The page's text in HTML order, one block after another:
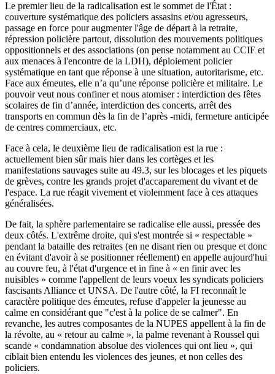
Le premier lieu de la radicalisation est le sommet de l'État :
couverture systématique des policiers assasins et/ou agresseurs,
passage en force pour augmenter l'âge de départ à la retraite,
répression policière partout, dissolution des mouvements politiques
oppositionnels et des associations (on pense notamment au CCIF et
aux menaces à l'encontre de la LDH), déploiement policier
systématique en tant que réponse à une situation, autoritarisme, etc.
Face aux émeutes, elle n’a qu’une réponse policière et militaire. Le
pouvoir veut nous confiner et nous atomiser : interdiction des fêtes
scolaires de fin d’année, interdiction des concerts, arrêt des
transports en commun dès la fin de l’après -midi, fermeture anticipée
de centres commerciaux, etc.
Face à cela, le deuxième lieu de radicalisation est la rue :
actuellement bien sûr mais hier dans les cortèges et les
manifestations sauvages suite au 49.3, sur les blocages et les piquets
de grèves, contre les grands projet d'accaparement du vivant et de
l'espace. La rue réagit vivement et violemment face à ces attaques
généralisées.
De fait, la sphère parlementaire se radicalise elle aussi, pressée des
deux côtés. L'extrême droite, qui s'est montrée si « respectable »
pendant la bataille des retraites (en ne disant rien ou presque et donc
en évitant d'avoir à se positionner réellement) en appelle aujourd'hui
au couvre feu, à l'état d'urgence et in fine à « en finir avec les
nuisibles » comme l'appellent de leurs voeux les syndicats policiers
fascisants Alliance et UNSA. De l'autre côté, la FI reconnaît le
caractère politique des émeutes, refuse d'appeler la jeunesse au
calme en considérant que "c'est à la police de se calmer". En
revanche, les autres composantes de la NUPES appellent à la fin de
la révolte, au « retour au calme », la palme revenant à Roussel qui
scande « condamnation absolue des violences qui ont lieu », qui
ciblait bien entendu les violences des jeunes, et non celles des
policiers.